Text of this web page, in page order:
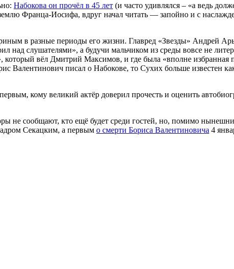
Набокова он прочёл в 45 лет (и часто удивлялся – «а ведь
Франца-Иосифа, вдруг начал читать — запойно и с
в разные периоды его жизни. Главред «Звезды» Андрей
над слушателями», а будучи мальчиком из среды вовсе не
вёл Дмитрий Максимов, и где была «вполне избранная
Валентинович писал о Набокове, то Сухих больше известен
кому великий актёр доверил прочесть и оценить
не сообщают, кто ещё будет среди гостей, но, помимо
Секацким, а первым о смерти Бориса Валентиновича 4